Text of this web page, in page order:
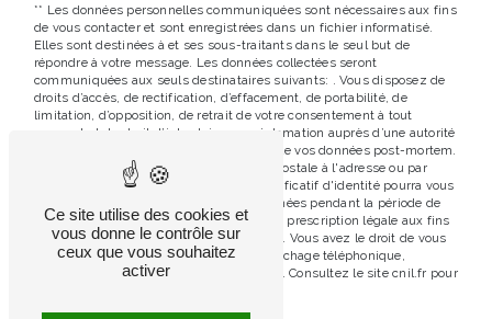
** Les données personnelles communiquées sont nécessaires aux fins
de vous contacter et sont enregistrées dans un fichier informatisé.
Elles sont destinées à et ses sous-traitants dans le seul but de
répondre à votre message. Les données collectées seront
communiquées aux seuls destinataires suivants: . Vous disposez de
droits d’accès, de rectification, d’effacement, de portabilité, de
limitation, d’opposition, de retrait de votre consentement à tout
moment et du droit d’introduire une réclamation auprès d’une autorité
de contrôle, ainsi que d’organiser le sort de vos données post-mortem.
Vous pouvez exercer ces droits par voie postale à l'adresse ou par
courrier électronique à l'adresse . Un justificatif d'identité pourra vous
être demandé. Nous conservons vos données pendant la période de
prise de contact puis pendant la durée de prescription légale aux fins
probatoires et de gestion des contentieux. Vous avez le droit de vous
inscrire sur la liste d'opposition au démarchage téléphonique,
disponible à cette adresse:
. Consultez le site cnil.fr pour
Ce site utilise des cookies et
vous donne le contrôle sur
ceux que vous souhaitez
activer